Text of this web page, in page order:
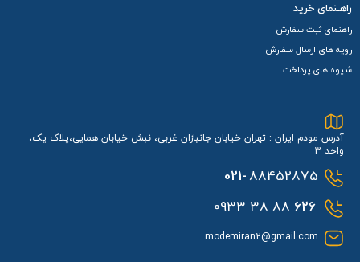
اداری کوچک را به خوبی برطرف می‌سازد.
802.11ac در باندهای 2.4 و 5 گیگاهرتز، امکان اتصال پایدار و
اتصال تلفن ثابت می‌باشد. قابلیت‌های امنیتی پیشرفته شامل
راهـنمای خرید
راهنمای ثبت سفارش
رویه های ارسال سفارش
شیوه های پرداخت
آدرس مودم ایران : تهران خیابان جانبازان غربی، نبش خیابان همایی،پلاک یک،
واحد 3
021-88452875
626
88 38 0933
modemiran2@gmail.com